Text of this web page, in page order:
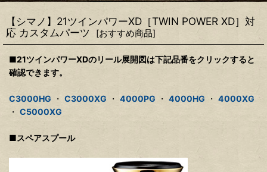
【シマノ】21ツインパワーXD［TWIN POWER XD］対
応 カスタムパーツ
[おすすめ商品]
■21ツインパワーXDのリール展開図は下記品番をクリックすると
確認できます。
C3000HG ・ C3000XG ・ 4000PG ・ 4000HG ・ 4000XG
・ C5000XG
■スペアスプール